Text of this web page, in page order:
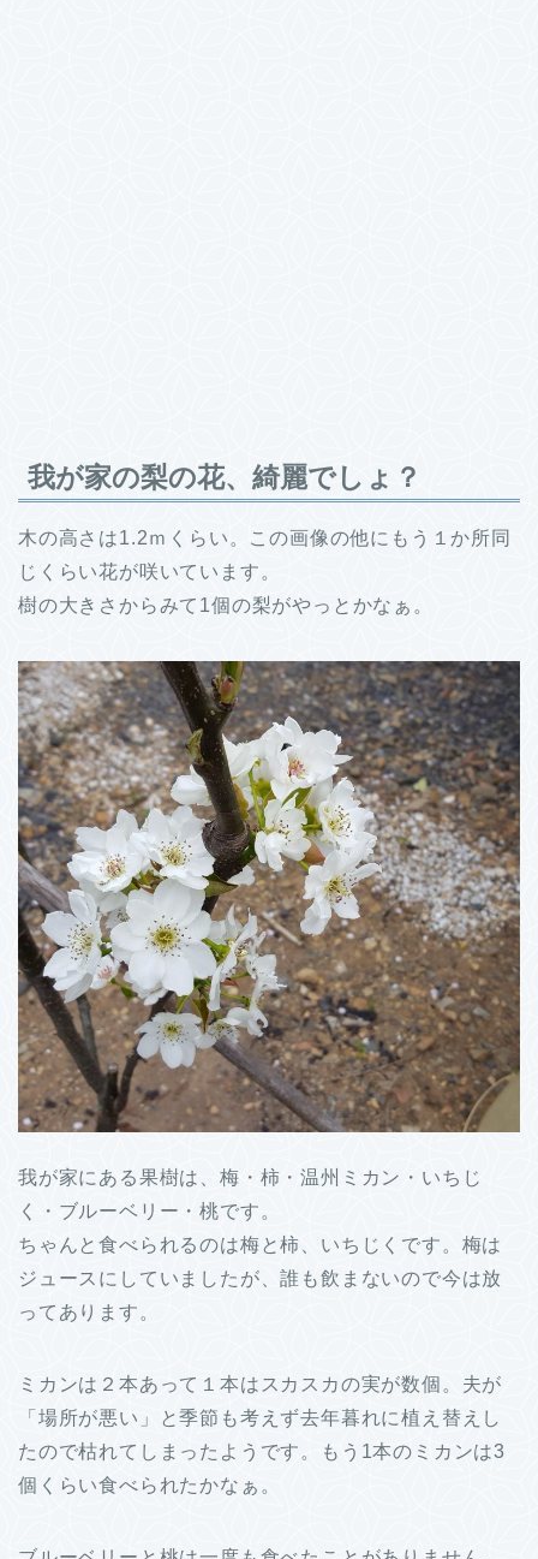
我が家の梨の花、綺麗でしょ？
木の高さは1.2ｍくらい。この画像の他にもう１か所同
じくらい花が咲いています。
樹の大きさからみて1個の梨がやっとかなぁ。
我が家にある果樹は、梅・柿・温州ミカン・いちじ
く・ブルーベリー・桃です。
ちゃんと食べられるのは梅と柿、いちじくです。梅は
ジュースにしていましたが、誰も飲まないので今は放
ってあります。
ミカンは２本あって１本はスカスカの実が数個。夫が
「場所が悪い」と季節も考えず去年暮れに植え替えし
たので枯れてしまったようです。もう1本のミカンは3
個くらい食べられたかなぁ。